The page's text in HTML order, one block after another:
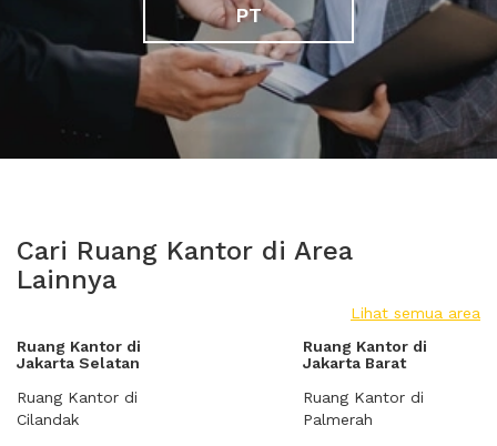
PT
Cari Ruang Kantor di Area
Lainnya
Lihat semua area
Ruang Kantor di
Jakarta Selatan
Ruang Kantor di
Cilandak
Ruang Kantor di
Jakarta Barat
Ruang Kantor di
Palmerah